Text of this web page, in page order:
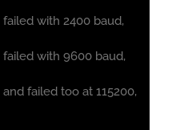
failed with 2400 baud,
failed with 9600 baud,
and failed too at 115200,